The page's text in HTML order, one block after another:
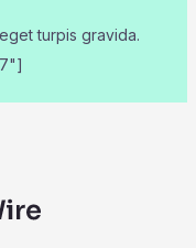
turpis gravida.